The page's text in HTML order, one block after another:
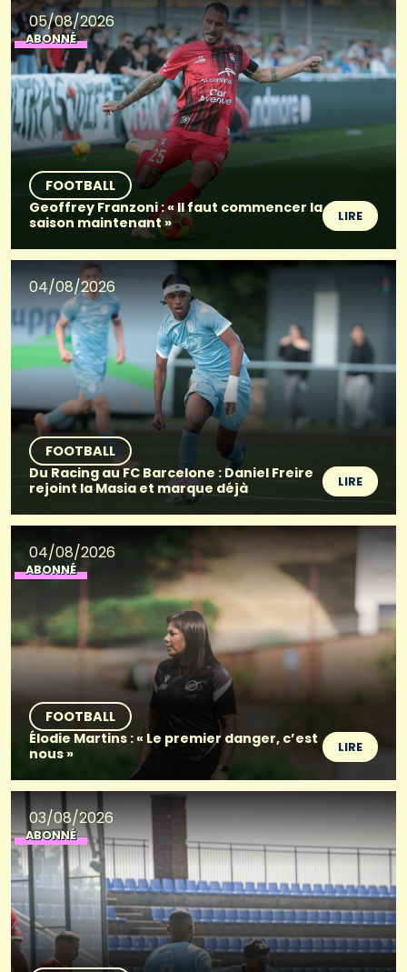
05/08/2026
ABONNÉ
FOOTBALL
Geoffrey Franzoni : « Il faut commencer la
saison maintenant »
LIRE
04/08/2026
FOOTBALL
Du Racing au FC Barcelone : Daniel Freire
rejoint la Masia et marque déjà
LIRE
04/08/2026
ABONNÉ
FOOTBALL
Élodie Martins : « Le premier danger, c’est
nous »
LIRE
03/08/2026
ABONNÉ